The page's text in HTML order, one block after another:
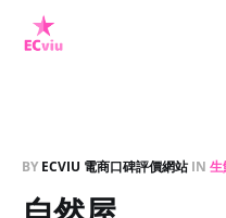
BY ECVIU 電商口碑評價網站IN 生